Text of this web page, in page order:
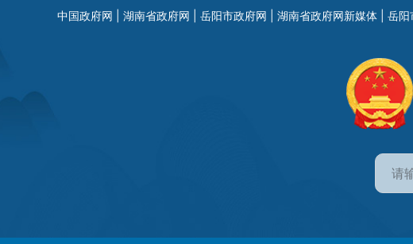
中国政府网 湖南省政府网 岳阳市政府网 湖南省政府网新媒体 岳阳